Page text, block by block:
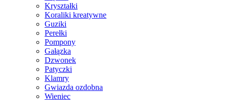
Kryształki
Koraliki kreatywne
Guziki
Perełki
Pompony
Gałązka
Dzwonek
Patyczki
Klamry
Gwiazda ozdobna
Wieniec